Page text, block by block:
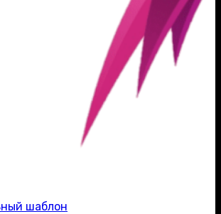
шаблон